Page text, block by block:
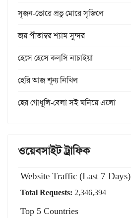
সৃজন-ভোরে প্রভু মোরে সৃজিলে
জয় পীতাম্বর শ্যাম সুন্দর
হেসে হেসে কল্‌সি নাচাইয়া
হেরি আজ শূন্য নিখিল
হের গোধূলি-বেলা সই ঘনিয়ে এলো
ওয়েবসাইট ট্রাফিক
Website Traffic (Last 7 Days)
Total Requests: 2,346,394
Top 5 Countries